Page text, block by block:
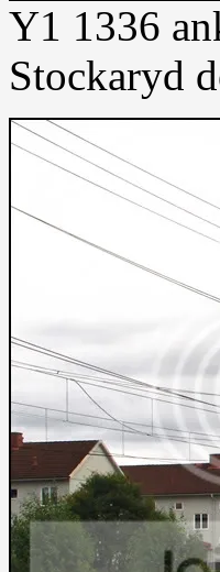
Y1 1336
Stockaryd